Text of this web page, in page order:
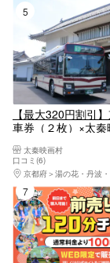
【最大320円割引
車券（２枚）×太秦
太秦映画村
口コミ(6)
京都府
湯の花・丹波
7位